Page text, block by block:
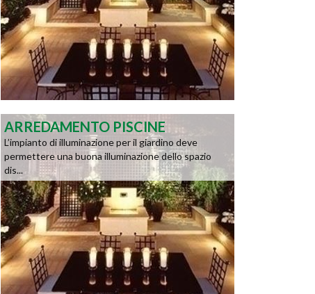
ARREDAMENTO PISCINE
L’impianto di illuminazione per il giardino deve
permettere una buona illuminazione dello spazio
dis...